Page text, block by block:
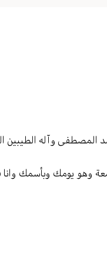
المصطفى وآله الطيبين
وهو يومك وبأسمك